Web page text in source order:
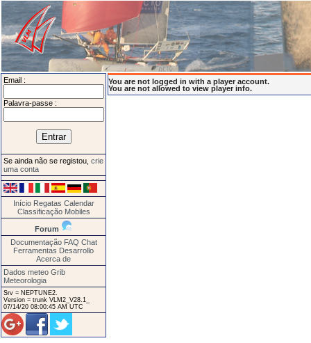
Email :
Palavra-passe :
Se ainda não se registou, crie
uma conta
Início Regatas Calendar
Classificação Mobiles
Forum
Documentação FAQ Chat
Ferramentas Desarrollo
Acerca de
Dados meteo Grib
Meteorologia
Srv = NEPTUNE2.
Version = trunk VLM2_V28.1_
07/14/20 08:00:45 AM UTC
You are not logged in with a player account.
You are not allowed to view player info.